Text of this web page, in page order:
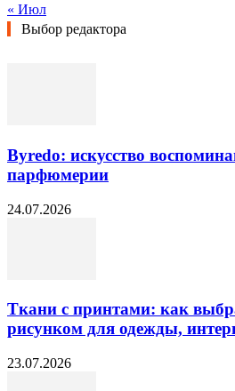
« Июл
Выбор редактора
Byredo: искусство
парфюмерии
24.07.2026
Ткани с принтами: как
рисунком для одежды,
23.07.2026